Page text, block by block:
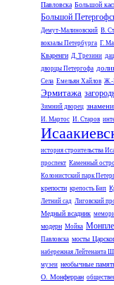
Павловска Большой
Большой
Демут-Малиновский В.
вокзалы Петербурга Г.
Кваренги Д. Трезини
дворцы Петергофа
Села Емельян Хайлов Ж.-
Эрмитажа
Зимний дворец
И. Мартос И. Старов
история строительства
проспект Каменный
Колонистский парк
крепости крепость Бип
Летний сад Лиговский
Медный всадник
модерн Мойка
Павловска мосты
набережная Лейтенанта
музеи необычные
О. Монферран